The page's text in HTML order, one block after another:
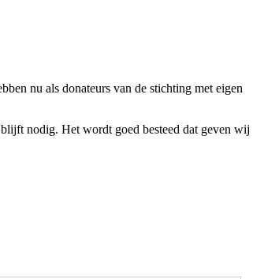
nu als donateurs van de stichting met eigen
nodig. Het wordt goed besteed dat geven wij